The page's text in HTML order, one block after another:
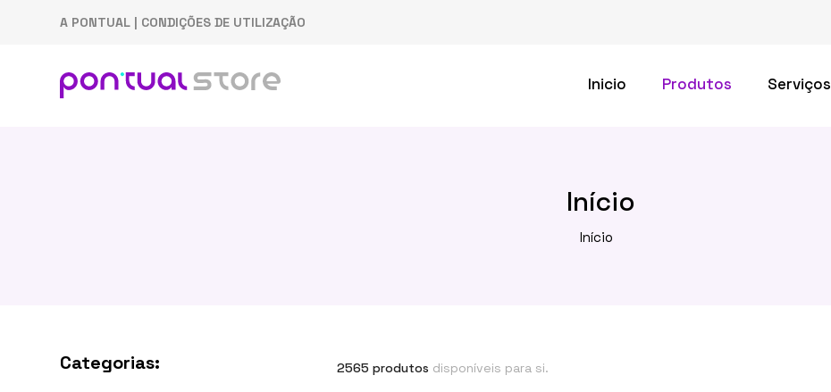
A PONTUAL | CONDIÇÕES DE UTILIZAÇÃO
Inicio Produtos Serviços
Início
Início
Categorias: 2565 produtos disponíveis para si.